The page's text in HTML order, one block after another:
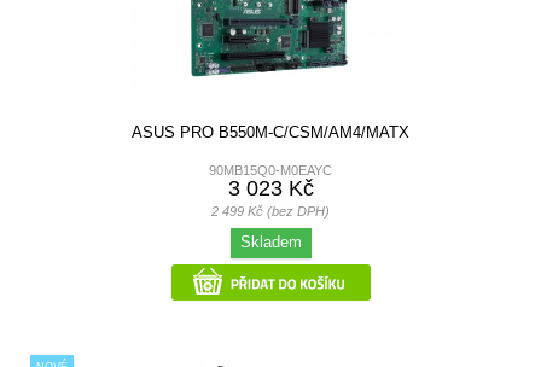
ASUS PRO B550M-C/CSM/AM4/MATX
90MB15Q0-M0EAYC
3 023 Kč
2 499 Kč (bez DPH)
Skladem